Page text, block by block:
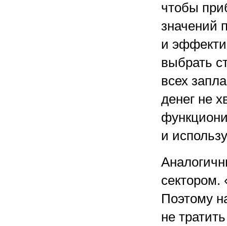
чтобы
значений
и
выбрать
всех
денег не
и
сектором.
Поэтому
не